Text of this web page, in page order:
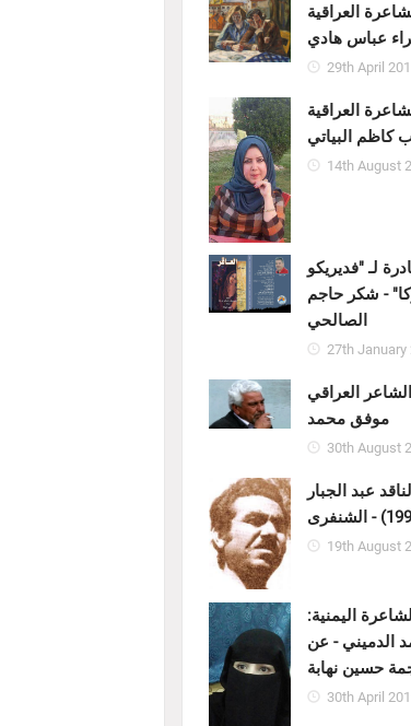
العراقية
عباس هادي
29th April
العراقية
كاظم البياتي
14th August
لـ "فديريكو
- شكر حاجم
الصالحي
27th January
العراقي
موفق محمد
30th August
عبد الجبار
19th August
اليمنية:
الدميني - عن
حسين نهابة
30th April